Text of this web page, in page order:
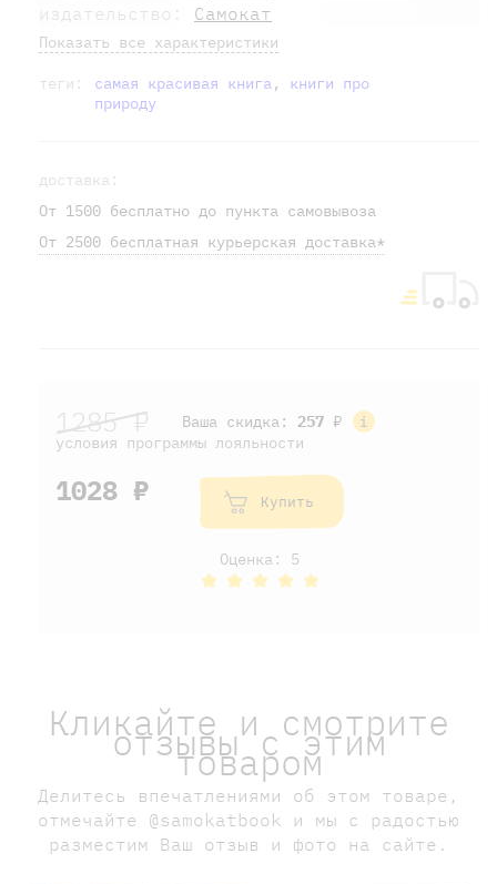
издательство: Самокат
Показать все характеристики
теги: самая красивая книга, книги про
природу
доставка:
От 1500 бесплатно до пункта самовывоза
От 2500 бесплатная курьерская доставка*
1285 ₽ Ваша скидка: 257 ₽
условия программы лояльности
1028 ₽ Купить
Оценка: 5
Кликайте и смотрите
отзывы с этим
товаром
Делитесь впечатлениями об этом товаре,
отмечайте @samokatbook и мы с радостью
разместим Ваш отзыв и фото на сайте.